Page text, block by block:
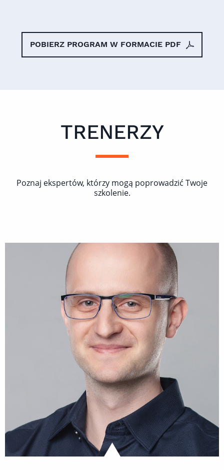
POBIERZ PROGRAM W FORMACIE PDF
TRENERZY
Poznaj ekspertów, którzy mogą poprowadzić Twoje
szkolenie.